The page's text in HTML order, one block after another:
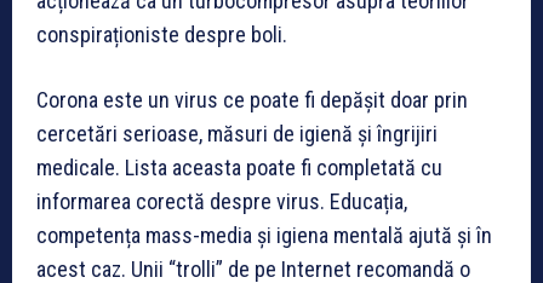
conspiraționiste despre boli.
Corona este un virus ce poate fi depășit doar prin
cercetări serioase, măsuri de igienă și îngrijiri
medicale. Lista aceasta poate fi completată cu
informarea corectă despre virus. Educația,
competența mass-media și igiena mentală ajută și în
acest caz. Unii “trolli” de pe Internet recomandă o